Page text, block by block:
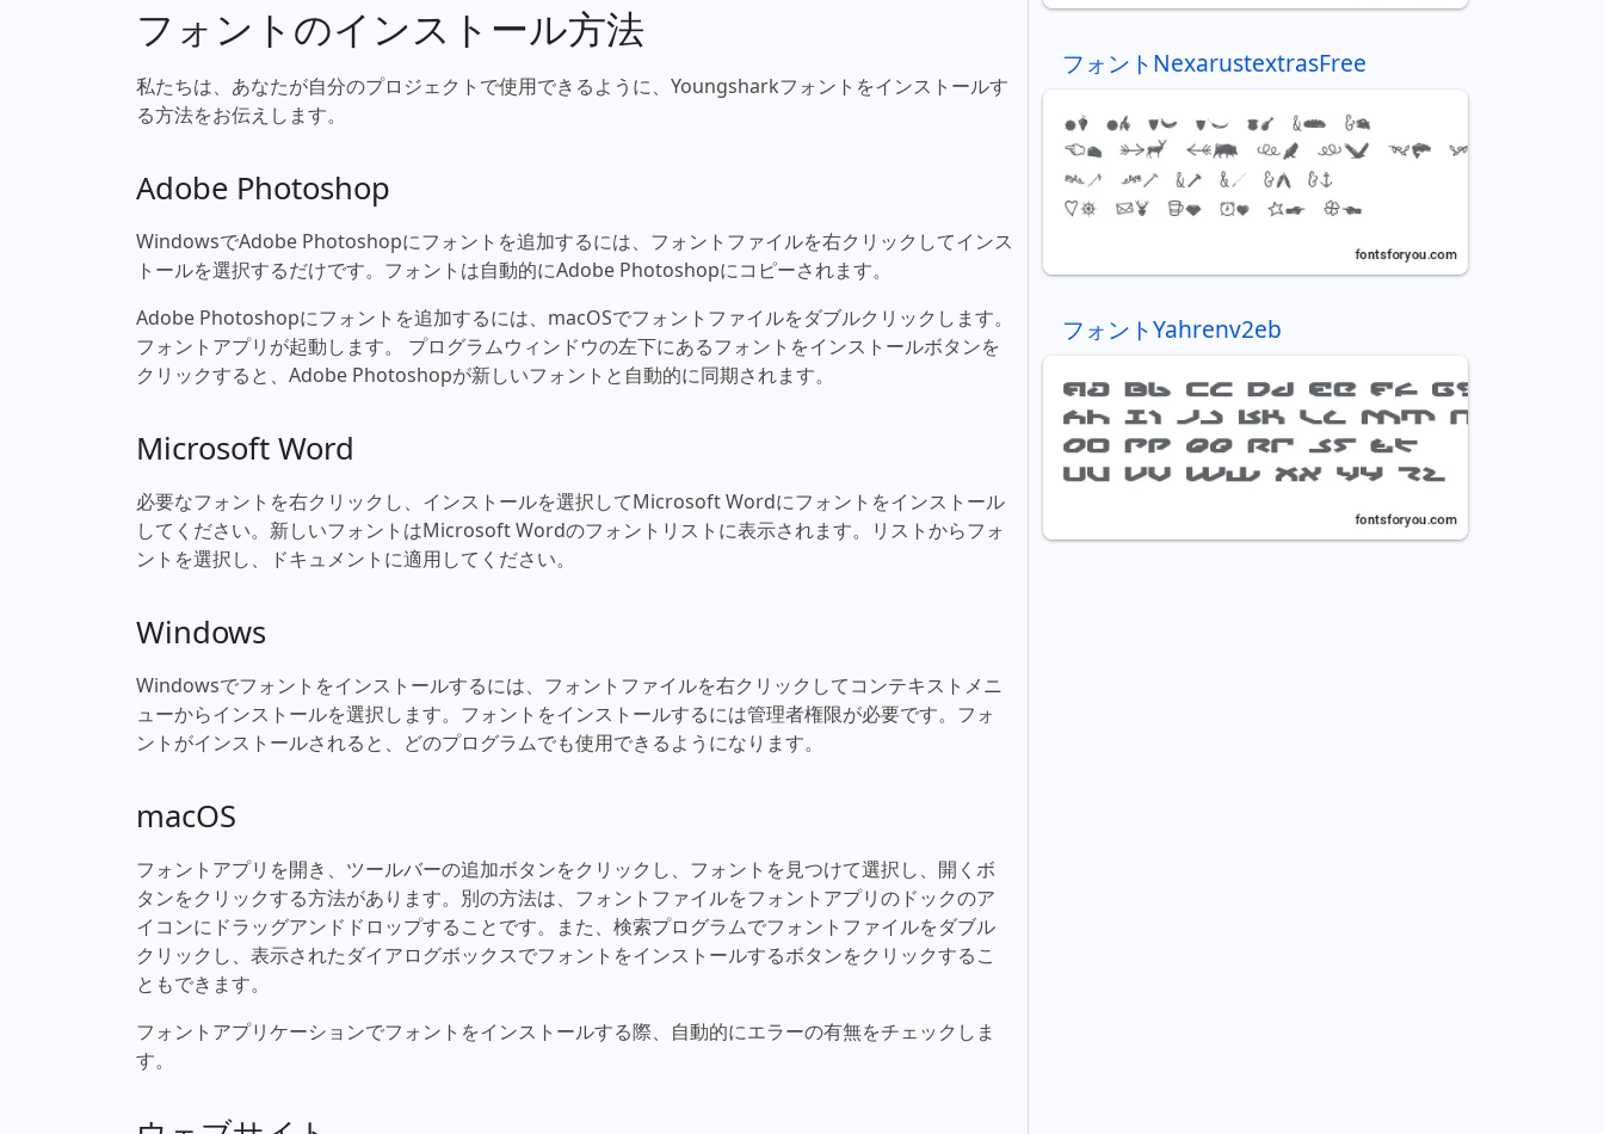
フォントのインストール方法
私たちは、あなたが自分のプロジェクトで使用できるように、Youngsharkフォントをインストールす
る方法をお伝えします。
Adobe Photoshop
WindowsでAdobe Photoshopにフォントを追加するには、フォントファイルを右クリックしてインス
トールを選択するだけです。フォントは自動的にAdobe Photoshopにコピーされます。
Adobe Photoshopにフォントを追加するには、macOSでフォントファイルをダブルクリックします。
フォントアプリが起動します。 プログラムウィンドウの左下にあるフォントをインストールボタンを
クリックすると、Adobe Photoshopが新しいフォントと自動的に同期されます。
Microsoft Word
必要なフォントを右クリックし、インストールを選択してMicrosoft Wordにフォントをインストール
してください。新しいフォントはMicrosoft Wordのフォントリストに表示されます。リストからフォ
ントを選択し、ドキュメントに適用してください。
Windows
Windowsでフォントをインストールするには、フォントファイルを右クリックしてコンテキストメニ
ューからインストールを選択します。フォントをインストールするには管理者権限が必要です。フォ
ントがインストールされると、どのプログラムでも使用できるようになります。
macOS
フォントアプリを開き、ツールバーの追加ボタンをクリックし、フォントを見つけて選択し、開くボ
タンをクリックする方法があります。別の方法は、フォントファイルをフォントアプリのドックのア
イコンにドラッグアンドドロップすることです。また、検索プログラムでフォントファイルをダブル
クリックし、表示されたダイアログボックスでフォントをインストールするボタンをクリックするこ
ともできます。
フォントアプリケーションでフォントをインストールする際、自動的にエラーの有無をチェックしま
す。
フォントNexarustextrasFree
フォントYahrenv2eb